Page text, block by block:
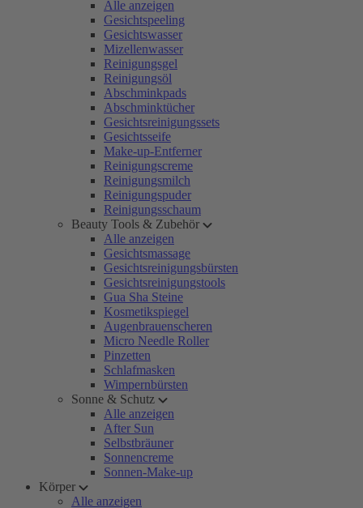
Alle anzeigen
Gesichtspeeling
Gesichtswasser
Mizellenwasser
Reinigungsgel
Reinigungsöl
Abschminkpads
Abschminktücher
Gesichtsreinigungssets
Gesichtsseife
Make-up-Entferner
Reinigungscreme
Reinigungsmilch
Reinigungspuder
Reinigungsschaum
Beauty Tools & Zubehör
Alle anzeigen
Gesichtsmassage
Gesichtsreinigungsbürsten
Gesichtsreinigungstools
Gua Sha Steine
Kosmetikspiegel
Augenbrauenscheren
Micro Needle Roller
Pinzetten
Schlafmasken
Wimpernbürsten
Sonne & Schutz
Alle anzeigen
After Sun
Selbstbräuner
Sonnencreme
Sonnen-Make-up
Körper
Alle anzeigen